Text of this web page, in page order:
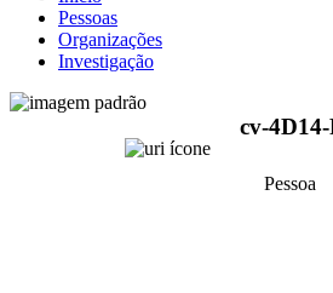
Pessoas
Organizações
Investigação
cv-
Pessoa